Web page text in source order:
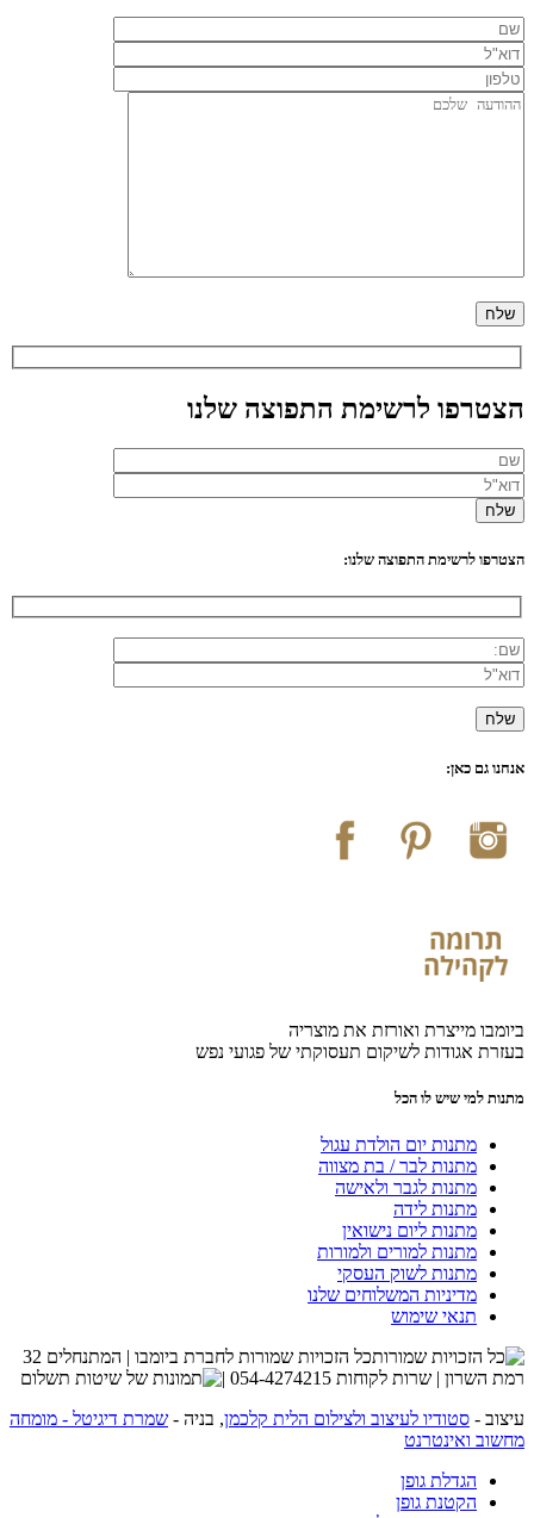
הצטרפו לרשימת התפוצה שלנו
הצטרפו לרשימת התפוצה שלנו:
אנחנו גם כאן:
ביומבו מייצרת ואורזת את מוצריה
בעזרת אגודות לשיקום תעסוקתי של פגועי נפש
מתנות למי שיש לו הכל
מתנות יום הולדת עגול
מתנות לבר / בת מצווה
מתנות לגבר ולאישה
מתנות לידה
מתנות ליום נישואין
מתנות למורים ולמורות
מתנות לשוק העסקי
מדיניות המשלוחים שלנו
תנאי שימוש
כל הזכויות שמורות לחברת ביומבו | המתנחלים 32
רמת השרון | שרות לקוחות 054-4274215 |
עיצוב - סטודיו לעיצוב ולצילום הלית קלכמן, בניה - שמרת דיגיטל - מומחה
מחשוב ואינטרנט
הגדלת גופן
הקטנת גופן